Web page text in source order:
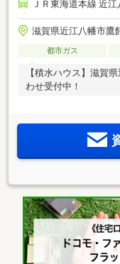
ＪＲ東海道本線 近
滋賀県近江八幡市鷹
都市ガス
【積水ハウス】滋賀
わせ受付中！